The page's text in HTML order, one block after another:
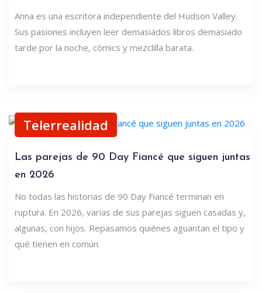
Anna es una escritora independiente del Hudson Valley.
Sus pasiones incluyen leer demasiados libros demasiado
tarde por la noche, cómics y mezclilla barata.
Telerrealidad
Las parejas de 90 Day Fiancé que siguen juntas
en 2026
No todas las historias de 90 Day Fiancé terminan en
ruptura. En 2026, varias de sus parejas siguen casadas y,
algunas, con hijos. Repasamos quiénes aguantan el tipo y
qué tienen en común.